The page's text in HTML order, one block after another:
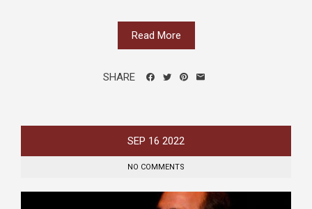
Read More
SHARE
SEP 16 2022
NO COMMENTS